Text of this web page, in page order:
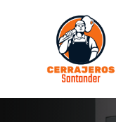
contenido